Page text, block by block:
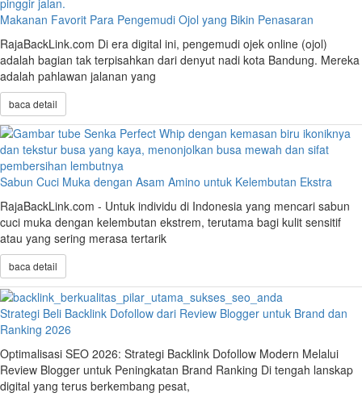
Makanan Favorit Para Pengemudi Ojol yang Bikin Penasaran
RajaBackLink.com Di era digital ini, pengemudi ojek online (ojol)
adalah bagian tak terpisahkan dari denyut nadi kota Bandung. Mereka
adalah pahlawan jalanan yang
baca detail
Sabun Cuci Muka dengan Asam Amino untuk Kelembutan Ekstra
RajaBackLink.com - Untuk individu di Indonesia yang mencari sabun
cuci muka dengan kelembutan ekstrem, terutama bagi kulit sensitif
atau yang sering merasa tertarik
baca detail
Strategi Beli Backlink Dofollow dari Review Blogger untuk Brand dan
Ranking 2026
Optimalisasi SEO 2026: Strategi Backlink Dofollow Modern Melalui
Review Blogger untuk Peningkatan Brand Ranking Di tengah lanskap
digital yang terus berkembang pesat,